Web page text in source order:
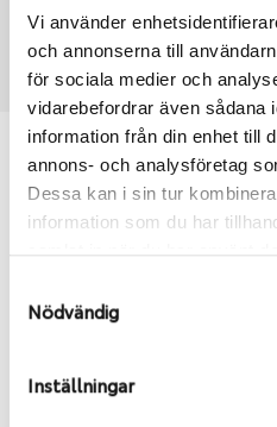
Vi använder
och annonserna till
för sociala medier och
vidarebefordrar även sådana
information från din enhet till
annons- och analysföretag
Dessa kan i sin tur
information som du har
Nödvändig
Inställningar
Centre Diameter
112
Art
Passar denna
Ange
Ibland kan fälgen ha bytts
inte vara samma